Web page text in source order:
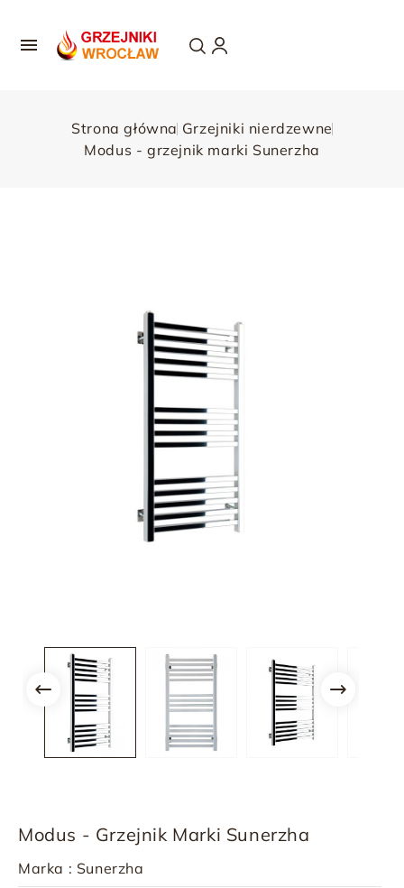

Strona główna Grzejniki nierdzewne
Modus - grzejnik marki Sunerzha
Modus - Grzejnik Marki Sunerzha
Marka : Sunerzha